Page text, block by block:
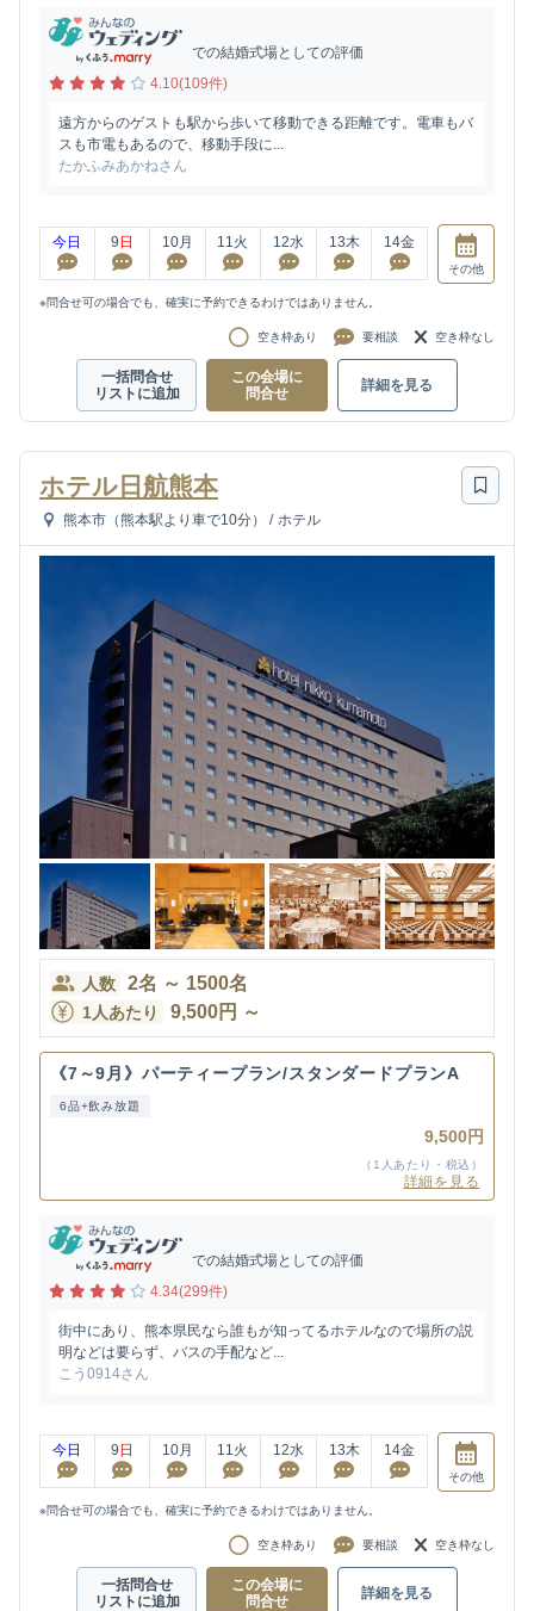
での結婚式場としての評価
4.10(109件)
遠方からのゲストも駅から歩いて移動できる距離です。電車もバ
スも市電もあるので、移動手段に...
たかふみあかねさん
今日 9 日 10月 11火 12水 13木 14金
その他
※問合せ可の場合でも、確実に予約できるわけではありません。
空き枠あり 要相談 空き枠なし
一括問合せ
リストに追加
この会場に
問合せ
詳細を見る
ホテル日航熊本
熊本市（熊本駅より車で10分） / ホテル
人数 2名 ～ 1500名
1人あたり 9,500円 ～
《7～9月》パーティープラン/スタンダードプランA
6品+飲み放題
9,500円
（1人あたり・税込）
詳細を見る
での結婚式場としての評価
4.34(299件)
街中にあり、熊本県民なら誰もが知ってるホテルなので場所の説
明などは要らず、バスの手配など...
こう0914さん
今日 9 日 10月 11火 12水 13木 14金
その他
※問合せ可の場合でも、確実に予約できるわけではありません。
空き枠あり 要相談 空き枠なし
一括問合せ
リストに追加
この会場に
問合せ
詳細を見る